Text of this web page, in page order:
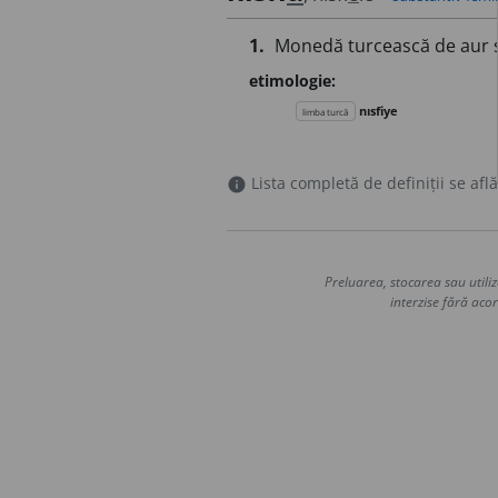
1. Monedă turcească de aur
etimologie:
limba turcă nısfiye
info Lista completă de definiții se
Preluarea, stocarea sau
interzise fără